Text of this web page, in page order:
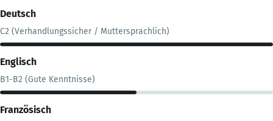
Deutsch
C2 (Verhandlungssicher / Muttersprachlich)
Englisch
B1-B2 (Gute Kenntnisse)
Französisch